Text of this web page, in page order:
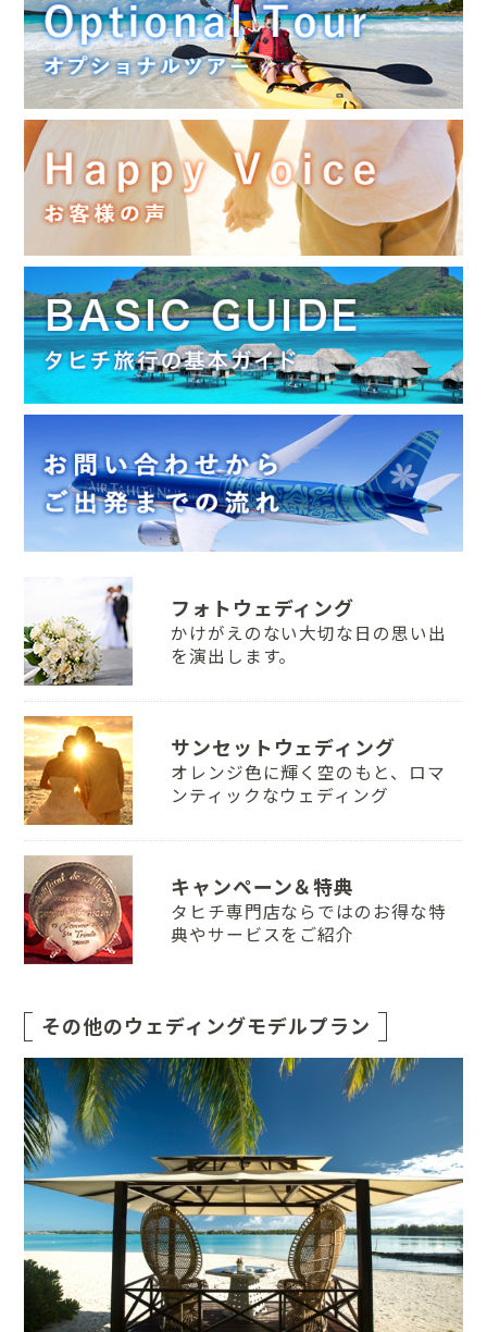
フォトウェディング
かけがえのない大切な日の思い出
を演出します。
サンセットウェディング
オレンジ色に輝く空のもと、ロマ
ンティックなウェディング
キャンペーン＆特典
タヒチ専門店ならではのお得な特
典やサービスをご紹介
その他のウェディングモデルプラン